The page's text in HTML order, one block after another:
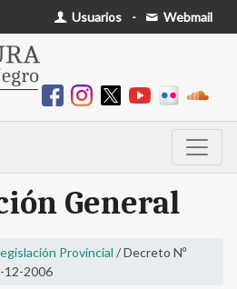
Usuarios - Webmail
General
Provincial / Decreto Nº
12-2006